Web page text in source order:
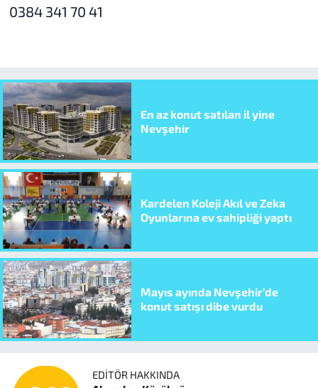
0384 341 70 41
En az konut satılan il yine
Nevşehir
Kardelen Koleji Akıl ve Zeka
Oyunlarına ev sahipliği yaptı
Mayıs ayında Nevşehir’de
konut satışı dibe vurdu
EDITÖR HAKKINDA